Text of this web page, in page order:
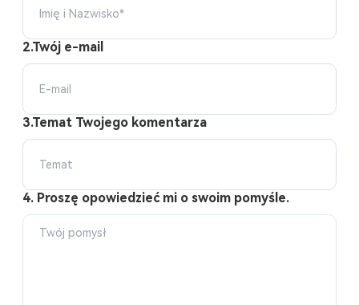
2.Twój e-mail
3.Temat Twojego komentarza
4. Proszę opowiedzieć mi o swoim pomyśle.